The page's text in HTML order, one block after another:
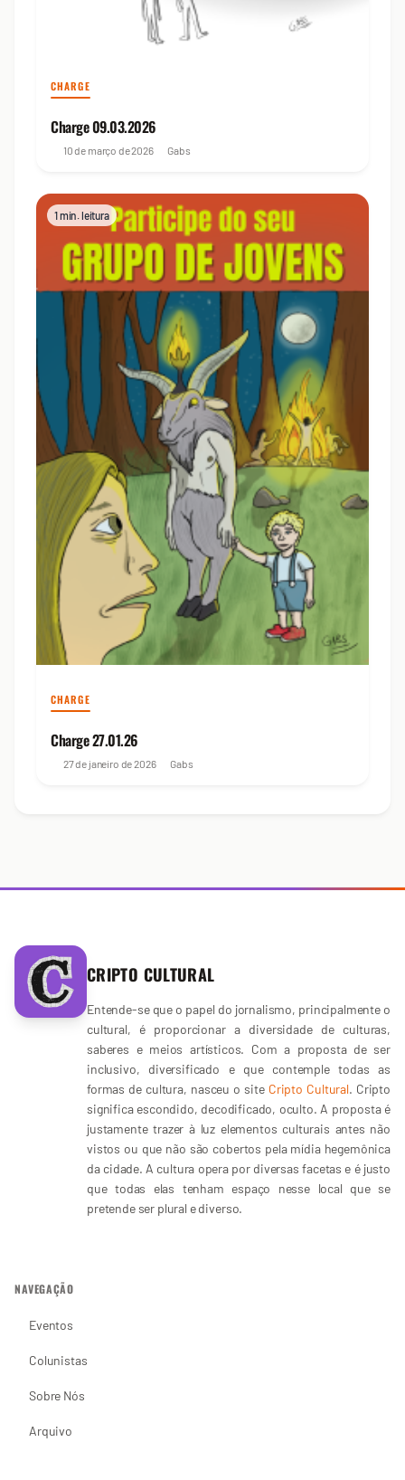
CHARGE
Charge 09.03.2026
10 de março de 2026 Gabs
1 min. leitura
CHARGE
Charge 27.01.26
27 de janeiro de 2026 Gabs
CRIPTO CULTURAL
Entende-se que o papel do jornalismo, principalmente o
cultural, é proporcionar a diversidade de culturas,
saberes e meios artísticos. Com a proposta de ser
inclusivo, diversificado e que contemple todas as
formas de cultura, nasceu o site Cripto Cultural. Cripto
significa escondido, decodificado, oculto. A proposta é
justamente trazer à luz elementos culturais antes não
vistos ou que não são cobertos pela mídia hegemônica
da cidade. A cultura opera por diversas facetas e é justo
que todas elas tenham espaço nesse local que se
pretende ser plural e diverso.
NAVEGAÇÃO
Eventos
Colunistas
Sobre Nós
Arquivo